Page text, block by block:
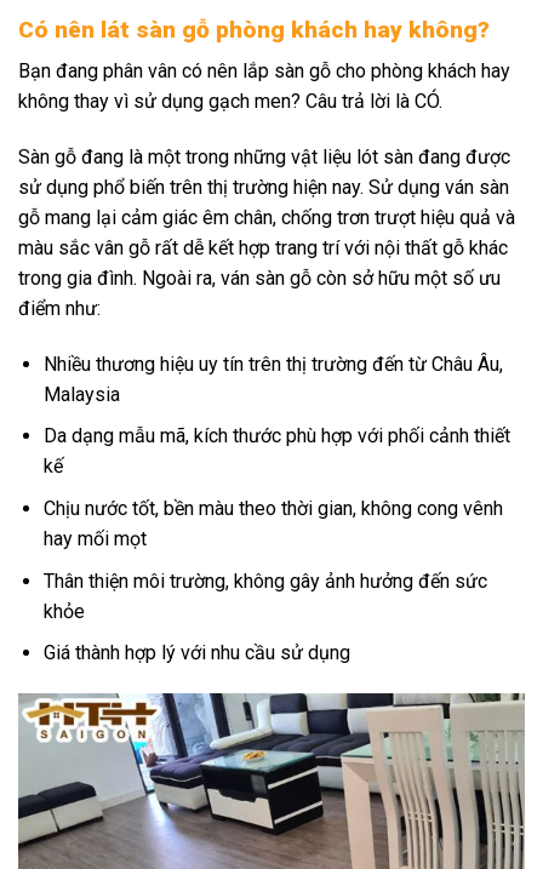
Có nên lát sàn gỗ phòng khách hay không?
Bạn đang phân vân có nên lắp sàn gỗ cho phòng khách hay
không thay vì sử dụng gạch men? Câu trả lời là CÓ.
Sàn gỗ đang là một trong những vật liệu lót sàn đang được
sử dụng phổ biến trên thị trường hiện nay. Sử dụng ván sàn
gỗ mang lại cảm giác êm chân, chống trơn trượt hiệu quả và
màu sắc vân gỗ rất dễ kết hợp trang trí với nội thất gỗ khác
trong gia đình. Ngoài ra, ván sàn gỗ còn sở hữu một số ưu
điểm như:
Nhiều thương hiệu uy tín trên thị trường đến từ Châu Âu,
Malaysia
Da dạng mẫu mã, kích thước phù hợp với phối cảnh thiết
kế
Chịu nước tốt, bền màu theo thời gian, không cong vênh
hay mối mọt
Thân thiện môi trường, không gây ảnh hưởng đến sức
khỏe
Giá thành hợp lý với nhu cầu sử dụng